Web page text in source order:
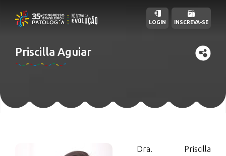
Priscilla Aguiar
LOGIN INSCREVA-SE
Dra. Priscilla